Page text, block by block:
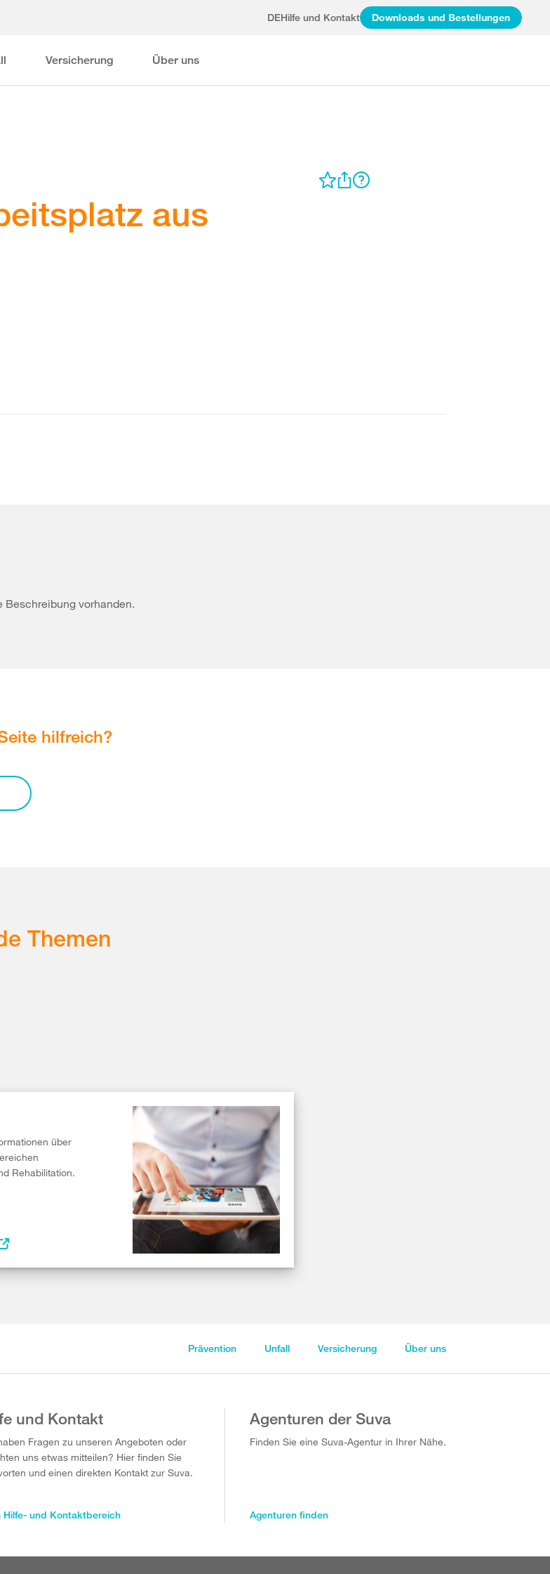
DEHilfe und Kontakt Downloads und Bestellungen
Versicherung Über uns
aus
Beschreibung vorhanden.
hilfreich?
Themen
über
Rehabilitation.
Prävention Unfall Versicherung Über uns
und Kontakt
Fragen zu unseren Angeboten oder
uns etwas mitteilen? Hier finden Sie
und einen direkten Kontakt zur Suva.
Hilfe- und Kontaktbereich
Agenturen der Suva
Finden Sie eine Suva-Agentur in Ihrer Nähe.
Agenturen finden